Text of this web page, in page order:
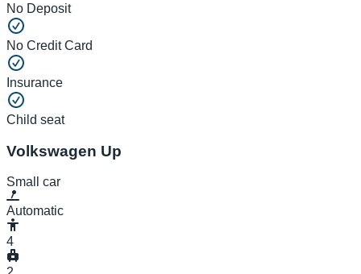
No Deposit
No Credit Card
Insurance
Child seat
Volkswagen Up
Small car
Automatic
4